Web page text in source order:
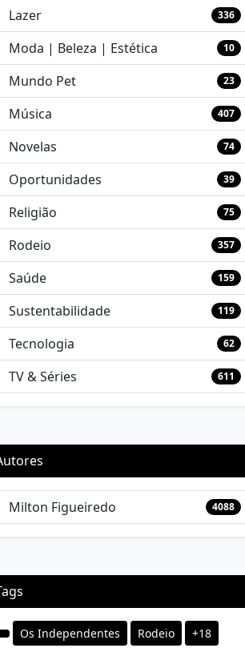
Lazer 336
Moda | Beleza | Estética 10
Mundo Pet 23
Música 407
Novelas 74
Oportunidades 39
Religião 75
Rodeio 357
Saúde 159
Sustentabilidade 119
Tecnologia 62
TV & Séries 611
Milton Figueiredo 4088
Os Independentes Rodeio +18